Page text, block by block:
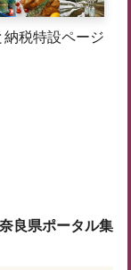
納税特設ページ
奈良県ポータル集